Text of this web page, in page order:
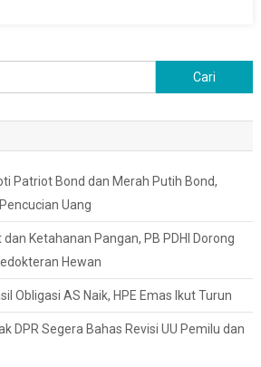
untuk:
Patriot Bond dan Merah Putih Bond,
Uang
dan Ketahanan Pangan, PB PDHI Dorong
Hewan
Obligasi AS Naik, HPE Emas Ikut Turun
DPR Segera Bahas Revisi UU Pemilu dan